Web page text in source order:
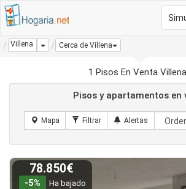
Villena Dropdown
Cerca de Villena
1 Pisos En Venta Villena
Pisos y apartamentos en
78.850€
-5%
Ha bajado